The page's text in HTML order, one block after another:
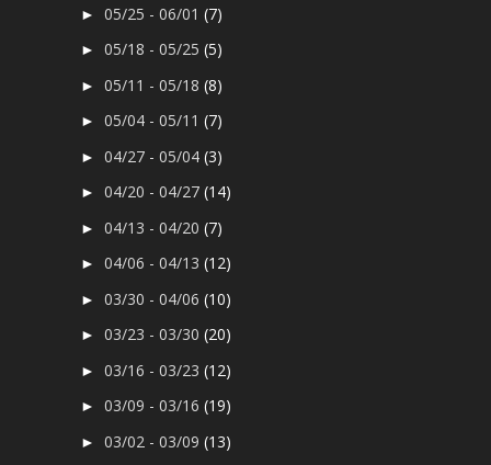
►05/25 - 06/01(7)
►05/18 - 05/25(5)
►05/11 - 05/18(8)
►05/04 - 05/11(7)
►04/27 - 05/04(3)
►04/20 - 04/27(14)
►04/13 - 04/20(7)
►04/06 - 04/13(12)
►03/30 - 04/06(10)
►03/23 - 03/30(20)
►03/16 - 03/23(12)
►03/09 - 03/16(19)
►03/02 - 03/09(13)